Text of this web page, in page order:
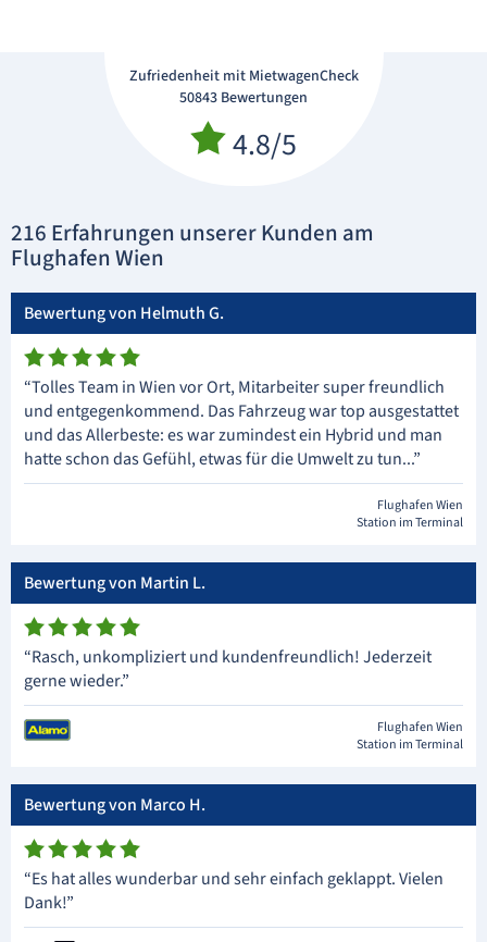
Zufriedenheit mit MietwagenCheck
50843 Bewertungen
4.8/5
216 Erfahrungen unserer Kunden am
Flughafen Wien
Bewertung von Helmuth G.
“Tolles Team in Wien vor Ort, Mitarbeiter super freundlich
und entgegenkommend. Das Fahrzeug war top ausgestattet
und das Allerbeste: es war zumindest ein Hybrid und man
hatte schon das Gefühl, etwas für die Umwelt zu tun...”
Flughafen Wien
Station im Terminal
Bewertung von Martin L.
“Rasch, unkompliziert und kundenfreundlich! Jederzeit
gerne wieder.”
Flughafen Wien
Station im Terminal
Bewertung von Marco H.
“Es hat alles wunderbar und sehr einfach geklappt. Vielen
Dank!”